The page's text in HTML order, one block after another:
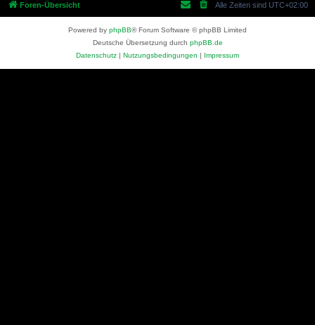
Foren-Übersicht Alle Zeiten sind UTC+02:00
Powered by phpBB® Forum Software © phpBB Limited
Deutsche Übersetzung durch phpBB.de
Datenschutz | Nutzungsbedingungen | Impressum